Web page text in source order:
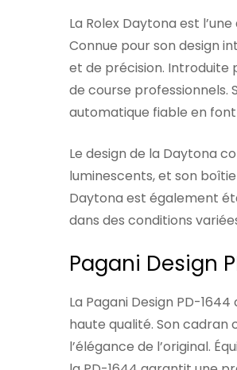
La Rolex Daytona est
Connue pour son design
et de précision. Introduite
de course
automatique fiable en
Le design de la Daytona
luminescents, et son
Daytona est également
dans des conditions
Pagani Design
La Pagani Design PD-
haute qualité. Son cadran
l’élégance de l’original.